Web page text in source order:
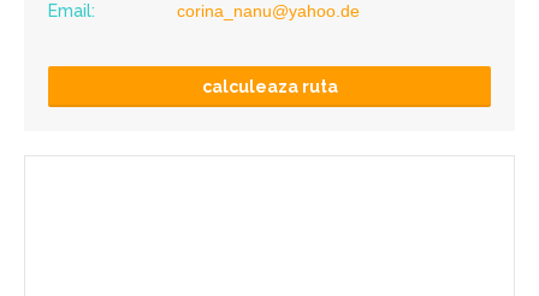
Email: corina_nanu@yahoo.de
calculeaza ruta